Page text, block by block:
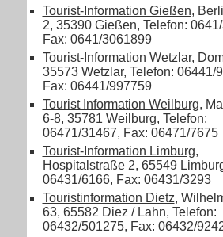
Tourist-Information Gießen,
2, 35390 Gießen, Telefon:
Fax: 0641/3061899
Tourist-Information Wetzlar,
35573 Wetzlar, Telefon: 06441/
Fax: 06441/997759
Tourist Information Weilburg,
6-8, 35781 Weilburg, Telefon:
06471/31467, Fax: 06471/7675
Tourist-Information Limburg,
Hospitalstraße 2, 65549
06431/6166, Fax: 06431/3293
Touristinformation Dietz,
63, 65582 Diez / Lahn, Telefon:
06432/501275, Fax: 06432/